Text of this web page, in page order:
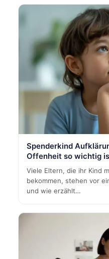
Spenderkind
Offenheit so wichtig
Viele Eltern, die ihr Kind
bekommen, stehen vor
und wie erzählt…